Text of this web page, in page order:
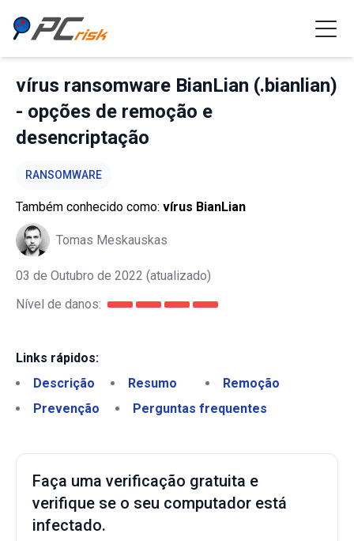
vírus ransomware BianLian (.bianlian)
- opções de remoção e
desencriptação
RANSOMWARE
Também conhecido como: vírus BianLian
Tomas Meskauskas
03 de Outubro de 2022 (atualizado)
Nível de danos:
Links rápidos:
Descrição
Resumo
Remoção
Prevenção
Perguntas frequentes
Faça uma verificação gratuita e
verifique se o seu computador está
infectado.